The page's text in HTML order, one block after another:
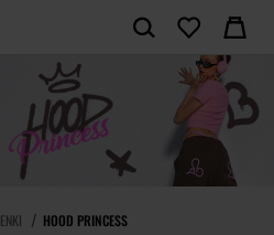
HOOD PRINCESS